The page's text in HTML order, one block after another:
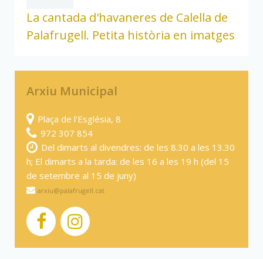
La cantada d'havaneres de Calella de
Palafrugell. Petita història en imatges
Arxiu Municipal
Plaça de l'Església, 8
972 307 854
Del dimarts al divendres: de les 8.30 a les 13.30
h; El dimarts a la tarda: de les 16 a les 19 h (del 15
de setembre al 15 de juny)
arxiu@palafrugell.cat